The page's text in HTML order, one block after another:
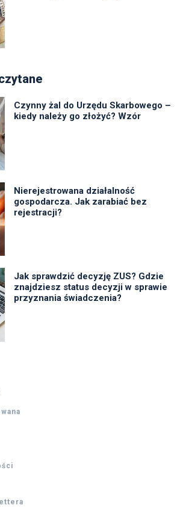
Czynny żal do Urzędu Skarbowego –
kiedy należy go złożyć? Wzór
Nierejestrowana działalność
gospodarcza. Jak zarabiać bez
rejestracji?
Jak sprawdzić decyzję ZUS? Gdzie
znajdziesz status decyzji w sprawie
przyznania świadczenia?